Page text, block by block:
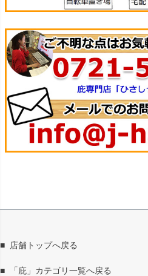
■ 店舗トップへ戻る
■ 「庇」カテゴリ一覧へ戻る